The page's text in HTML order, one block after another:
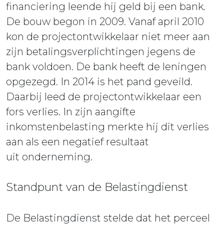
financiering leende hij geld bij een bank.
De bouw begon in 2009. Vanaf april 2010
kon de projectontwikkelaar niet meer aan
zijn betalingsverplichtingen jegens de
bank voldoen. De bank heeft de leningen
opgezegd. In 2014 is het pand geveild.
Daarbij leed de projectontwikkelaar een
fors verlies. In zijn aangifte
inkomstenbelasting merkte hij dit verlies
aan als een negatief resultaat
uit onderneming.
Standpunt van de Belastingdienst
De Belastingdienst stelde dat het perceel